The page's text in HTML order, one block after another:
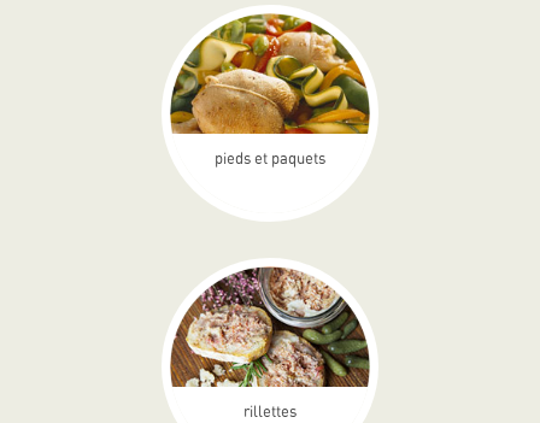
pieds et paquets
rillettes